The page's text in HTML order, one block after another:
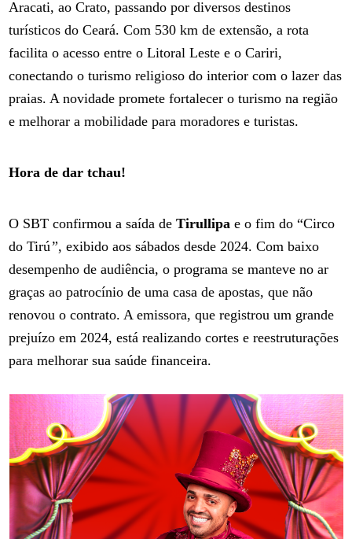
Aracati, ao Crato, passando por diversos destinos
turísticos do Ceará. Com 530 km de extensão, a rota
facilita o acesso entre o Litoral Leste e o Cariri,
conectando o turismo religioso do interior com o lazer das
praias. A novidade promete fortalecer o turismo na região
e melhorar a mobilidade para moradores e turistas.
Hora de dar tchau!
O SBT confirmou a saída deTirullipa e o fim do “Circo
do Tirú”, exibido aos sábados desde 2024. Com baixo
desempenho de audiência, o programa se manteve no ar
graças ao patrocínio de uma casa de apostas, que não
renovou o contrato. A emissora, que registrou um grande
prejuízo em 2024, está realizando cortes e reestruturações
para melhorar sua saúde financeira.